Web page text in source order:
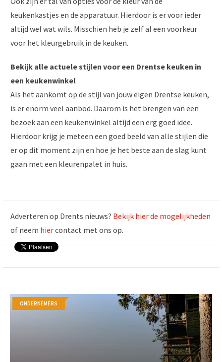
keukenkastjes en de apparatuur. Hierdoor is er voor ieder
altijd wel wat wils. Misschien heb je zelf al een voorkeur
voor het kleurgebruik in de keuken.
Bekijk alle actuele stijlen voor een Drentse keuken in
een keukenwinkel
Als het aankomt op de stijl van jouw eigen Drentse keuken,
is er enorm veel aanbod. Daarom is het brengen van een
bezoek aan een keukenwinkel altijd een erg goed idee.
Hierdoor krijg je meteen een goed beeld van alle stijlen die
er op dit moment zijn en hoe je het beste aan de slag kunt
gaan met een kleurenpalet in huis.
Adverteren op Drents nieuws? Bekijk hier de mogelijkheden
of neem hiercontact met ons op.
ONDERNEMERS